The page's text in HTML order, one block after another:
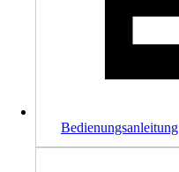
Bedienungsanleitung